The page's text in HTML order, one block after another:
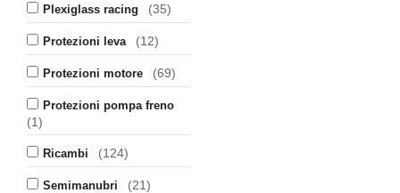
Plexiglass racing (35)
Protezioni leva (12)
Protezioni motore (69)
Protezioni pompa freno
(1)
Ricambi (124)
Semimanubri (21)